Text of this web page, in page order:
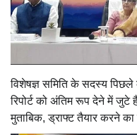
विशेषज्ञ समिति के सदस्य
रिपोर्ट को अंतिम रूप देने में
मुताबिक, ड्राफ्ट तैयार करने